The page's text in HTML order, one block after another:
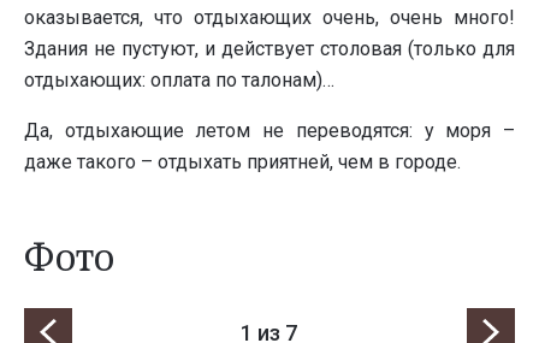
оказывается, что отдыхающих очень, очень много!
Здания не пустуют, и действует столовая (только для
отдыхающих: оплата по талонам)…
Да, отдыхающие летом не переводятся: у моря –
даже такого – отдыхать приятней, чем в городе.
Фото
1 из 7